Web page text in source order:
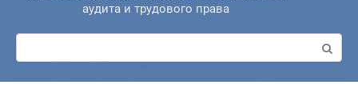
аудита и трудового права
Поиск: